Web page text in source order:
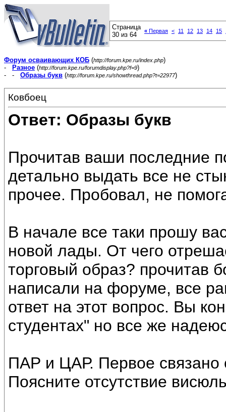
Страница
30 из 64
« Первая < 11 12 13 14 15
Форум осваивающих КОБ (http://forum.kpe.ru/index.php)
-
Разное (http://forum.kpe.ru/forumdisplay.php?f=9)
- - Образы букв (http://forum.kpe.ru/showthread.php?t=22977)
Ковбоец
Ответ: Образы букв
Прочитав ваши последние
детально выдать все не
прочее. Пробовал, не
В начале все таки прошу
новой лады. От чего
торговый образ? прочитав
написали на форуме, все
ответ на этот вопрос. Вы
студентах" но все же
ПАР и ЦАР. Первое связано
Поясните отсутствие